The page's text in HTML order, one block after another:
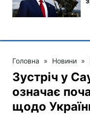
Головна » Новини »
Зустріч у
означає
щодо